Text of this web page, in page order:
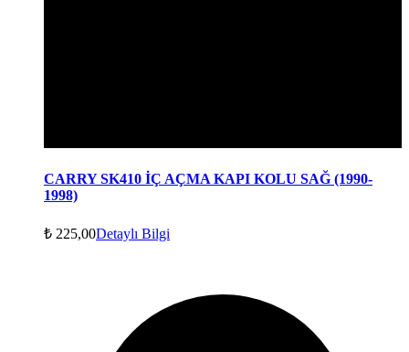
CARRY SK410 İÇ AÇMA KAPI KOLU SAĞ (1990-
1998)
₺ 225,00Detaylı Bilgi